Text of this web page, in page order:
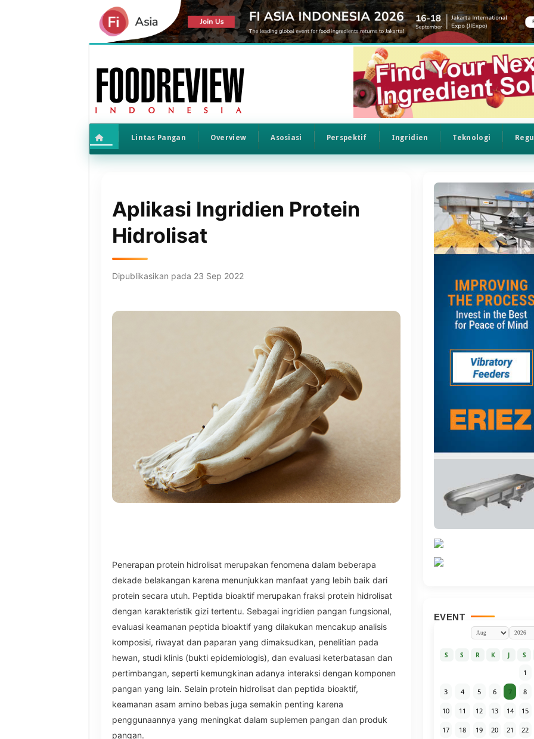
Lintas Pangan Overview Asosiasi Perspektif Ingridien Teknologi
Aplikasi Ingridien Protein
Hidrolisat
Dipublikasikan pada 23 Sep 2022
Penerapan protein hidrolisat merupakan fenomena dalam beberapa
dekade belakangan karena menunjukkan manfaat yang lebih baik dari
protein secara utuh. Peptida bioaktif merupakan fraksi protein hidrolisat
dengan karakteristik gizi tertentu. Sebagai ingridien pangan fungsional,
evaluasi keamanan peptida bioaktif yang dilakukan mencakup analisis
komposisi, riwayat dan paparan yang dimaksudkan, penelitian pada
hewan, studi klinis (bukti epidemiologis), dan evaluasi keterbatasan dan
pertimbangan, seperti kemungkinan adanya interaksi dengan komponen
pangan yang lain. Selain protein hidrolisat dan peptida bioaktif,
keamanan asam amino bebas juga semakin penting karena
penggunaannya yang meningkat dalam suplemen pangan dan produk
pangan.
EVENT
S S R K J S
1
3 4 5 6 7 8
10 11 12 13 14 15
17 18 19 20 21 22